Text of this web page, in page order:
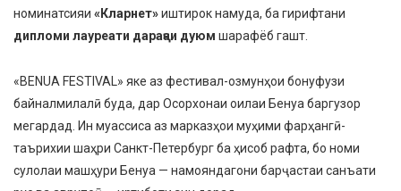
номинатсияи «Кларнет»иштирок намуда, ба гирифтани
дипломи лауреати дараҷаи дуюм шарафёб гашт.
«BENUA FESTIVAL» яке аз фестивал-озмунҳои бонуфузи
байналмилалӣ буда, дар Осорхонаи оилаи Бенуа баргузор
мегардад. Ин муассиса аз марказҳои муҳими фарҳангӣ-
таърихии шаҳри Санкт-Петербург ба ҳисоб рафта, бо номи
сулолаи машҳури Бенуа — намояндагони барҷастаи санъати